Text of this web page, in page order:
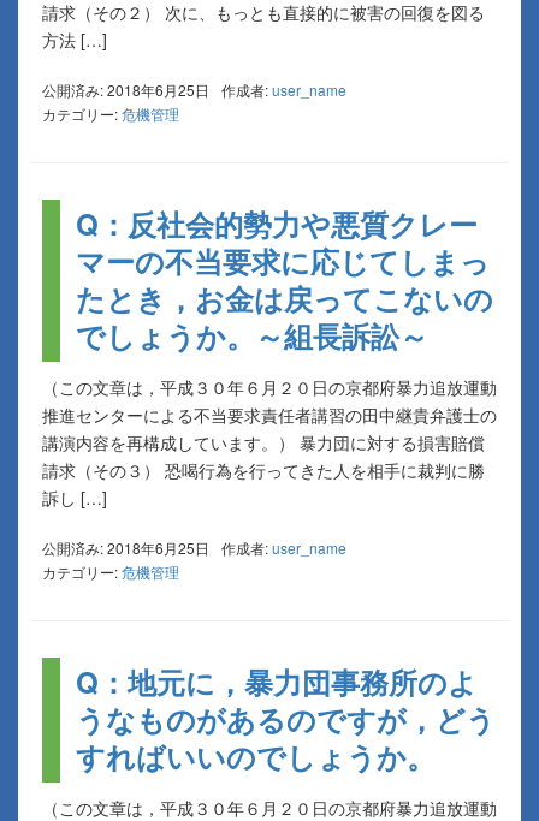
請求（その２） 次に、もっとも直接的に被害の回復を図る
方法 […]
公開済み: 2018年6月25日 作成者:user_name
カテゴリー:危機管理
Q：反社会的勢力や悪質クレー
マーの不当要求に応じてしまっ
たとき，お金は戻ってこないの
でしょうか。～組長訴訟～
（この文章は，平成３０年６月２０日の京都府暴力追放運動
推進センターによる不当要求責任者講習の田中継貴弁護士の
講演内容を再構成しています。） 暴力団に対する損害賠償
請求（その３） 恐喝行為を行ってきた人を相手に裁判に勝
訴し […]
公開済み: 2018年6月25日 作成者:user_name
カテゴリー:危機管理
Q：地元に，暴力団事務所のよ
うなものがあるのですが，どう
すればいいのでしょうか。
（この文章は，平成３０年６月２０日の京都府暴力追放運動